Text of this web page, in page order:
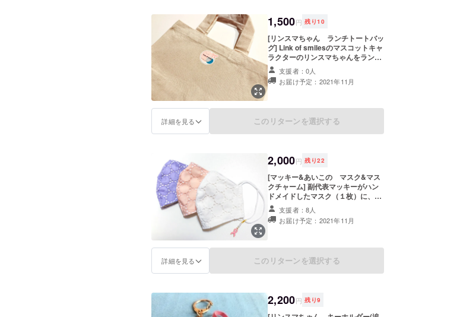
1,500円 残り10
[リンスマちゃん ランチトートバッ
グ] Link of smilesのマスコットキャ
ラクターのリンスマちゃんをランチ
トートにしてお届け♪リンスマちゃ
んは副代表マッキーのアイロンプリ
ントになりますので、使用と共に色
スマちゃんをおともにランチタイム
をお楽しみください。＜ランチトー
ると思います＞
支援者：0人
お届け予定：2021年11月
詳細を見る このリターンを選択する
2,000円 残り22
[マッキー&あいこの マスク&マス
クチャーム] 副代表マッキーがハン
ドメイドしたマスク（１枚）に、ス
タッフとして参加するあいこちゃん
のマスクチャーム（一つ）をセット
にしてお届け！マスクサイズは標準
おります。もしもカラーのご要望が
あればご対応可能な場合もございま
＋シングルガーゼ・裏～ダブルガー
支援者：8人
お届け予定：2021年11月
詳細を見る このリターンを選択する
2,200円 残り9